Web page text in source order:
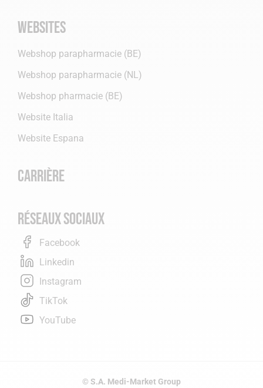
Websites
Webshop parapharmacie (BE)
Webshop parapharmacie (NL)
Webshop pharmacie (BE)
Website Italia
Website Espana
Carrière
Réseaux sociaux
Facebook
Linkedin
Instagram
TikTok
YouTube
© S.A. Medi-Market Group